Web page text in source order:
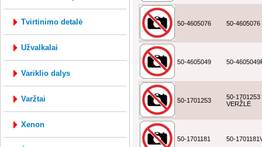
tvirtinimo detalė
užvalkalai
variklio dalys
varžtai
xenon
50-4605076 50-4605076
50-4605049 50-
50-1701253
50-1701253
VERŽLĖ
50-1701181 50-